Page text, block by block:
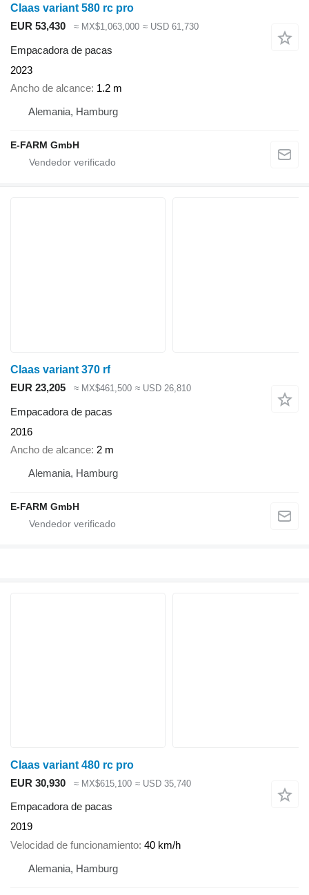
Claas variant 580 rc pro
EUR 53,430
≈ MX$1,063,000 ≈ USD 61,730
Empacadora de pacas
2023
Ancho de alcance 1.2 m
Alemania, Hamburg
E-FARM GmbH
Claas variant 370 rf
EUR 23,205
≈ MX$461,500 ≈ USD 26,810
Empacadora de pacas
2016
Ancho de alcance 2 m
Alemania, Hamburg
E-FARM GmbH
Claas variant 480 rc pro
EUR 30,930
≈ MX$615,100 ≈ USD 35,740
Empacadora de pacas
2019
Velocidad de funcionamiento 40 km/h
Alemania, Hamburg